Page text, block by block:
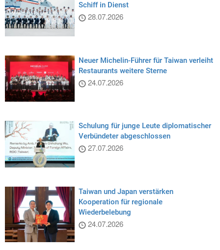
Schiff in Dienst
28.07.2026
Neuer Michelin-Führer für Taiwan verleiht
Restaurants weitere Sterne
24.07.2026
Schulung für junge Leute diplomatischer
Verbündeter abgeschlossen
27.07.2026
Taiwan und Japan verstärken
Kooperation für regionale
Wiederbelebung
24.07.2026